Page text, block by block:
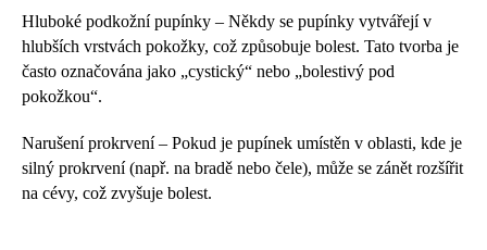
Hluboké podkožní pupínky – Někdy se pupínky vytvářejí v
hlubších vrstvách pokožky, což způsobuje bolest. Tato tvorba je
často označována jako „cystický“ nebo „bolestivý pod
pokožkou“.
Narušení prokrvení – Pokud je pupínek umístěn v oblasti, kde je
silný prokrvení (např. na bradě nebo čele), může se zánět rozšířit
na cévy, což zvyšuje bolest.